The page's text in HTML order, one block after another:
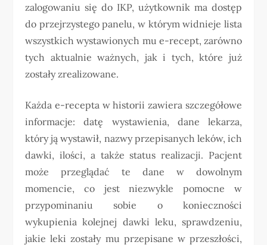
zalogowaniu się do IKP, użytkownik ma dostęp
do przejrzystego panelu, w którym widnieje lista
wszystkich wystawionych mu e-recept, zarówno
tych aktualnie ważnych, jak i tych, które już
zostały zrealizowane.
Każda e-recepta w historii zawiera szczegółowe
informacje: datę wystawienia, dane lekarza,
który ją wystawił, nazwy przepisanych leków, ich
dawki, ilości, a także status realizacji. Pacjent
może przeglądać te dane w dowolnym
momencie, co jest niezwykle pomocne w
przypominaniu sobie o konieczności
wykupienia kolejnej dawki leku, sprawdzeniu,
jakie leki zostały mu przepisane w przeszłości,